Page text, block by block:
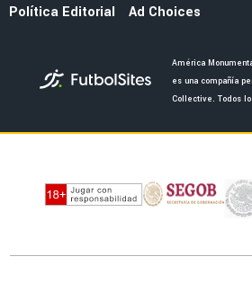
Política Editorial
Ad Choices
América
es una compañía
Collective. Todos